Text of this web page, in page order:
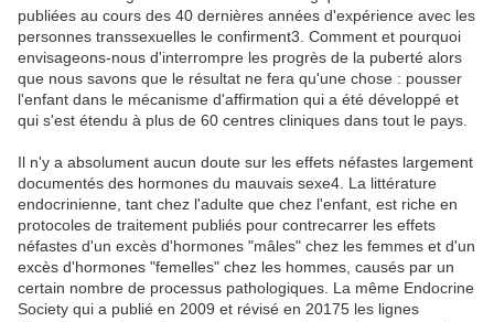
publiées au cours des 40 dernières années d'expérience avec les
personnes transsexuelles le confirment3. Comment et pourquoi
envisageons-nous d'interrompre les progrès de la puberté alors
que nous savons que le résultat ne fera qu'une chose : pousser
l'enfant dans le mécanisme d'affirmation qui a été développé et
qui s'est étendu à plus de 60 centres cliniques dans tout le pays.
Il n'y a absolument aucun doute sur les effets néfastes largement
documentés des hormones du mauvais sexe4. La littérature
endocrinienne, tant chez l'adulte que chez l'enfant, est riche en
protocoles de traitement publiés pour contrecarrer les effets
néfastes d'un excès d'hormones "mâles" chez les femmes et d'un
excès d'hormones "femelles" chez les hommes, causés par un
certain nombre de processus pathologiques. La même Endocrine
Society qui a publié en 2009 et révisé en 20175 les lignes